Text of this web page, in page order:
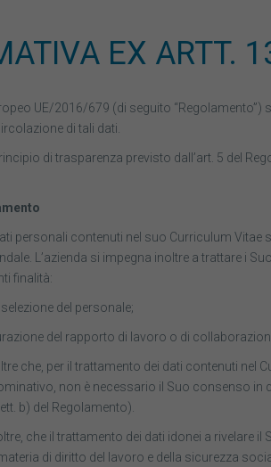
EX ARTT.
UE/2016/679 (di seguito
di tali dati.
di trasparenza previsto dall’art. 5 del
personali contenuti nel suo Curriculum
L’azienda si impegna inoltre a trattare i
finalità:
del personale;
del rapporto di lavoro o di
che, per il trattamento dei dati contenuti nel
non è necessario il Suo consenso in
b) del Regolamento).
che il trattamento dei dati idonei a rivelare
di diritto del lavoro e della sicurezza